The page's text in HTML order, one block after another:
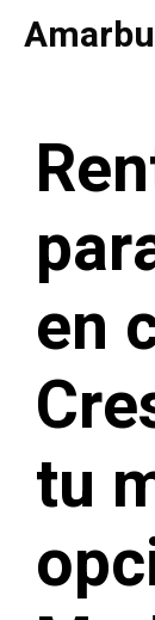
Saltar
en
tu